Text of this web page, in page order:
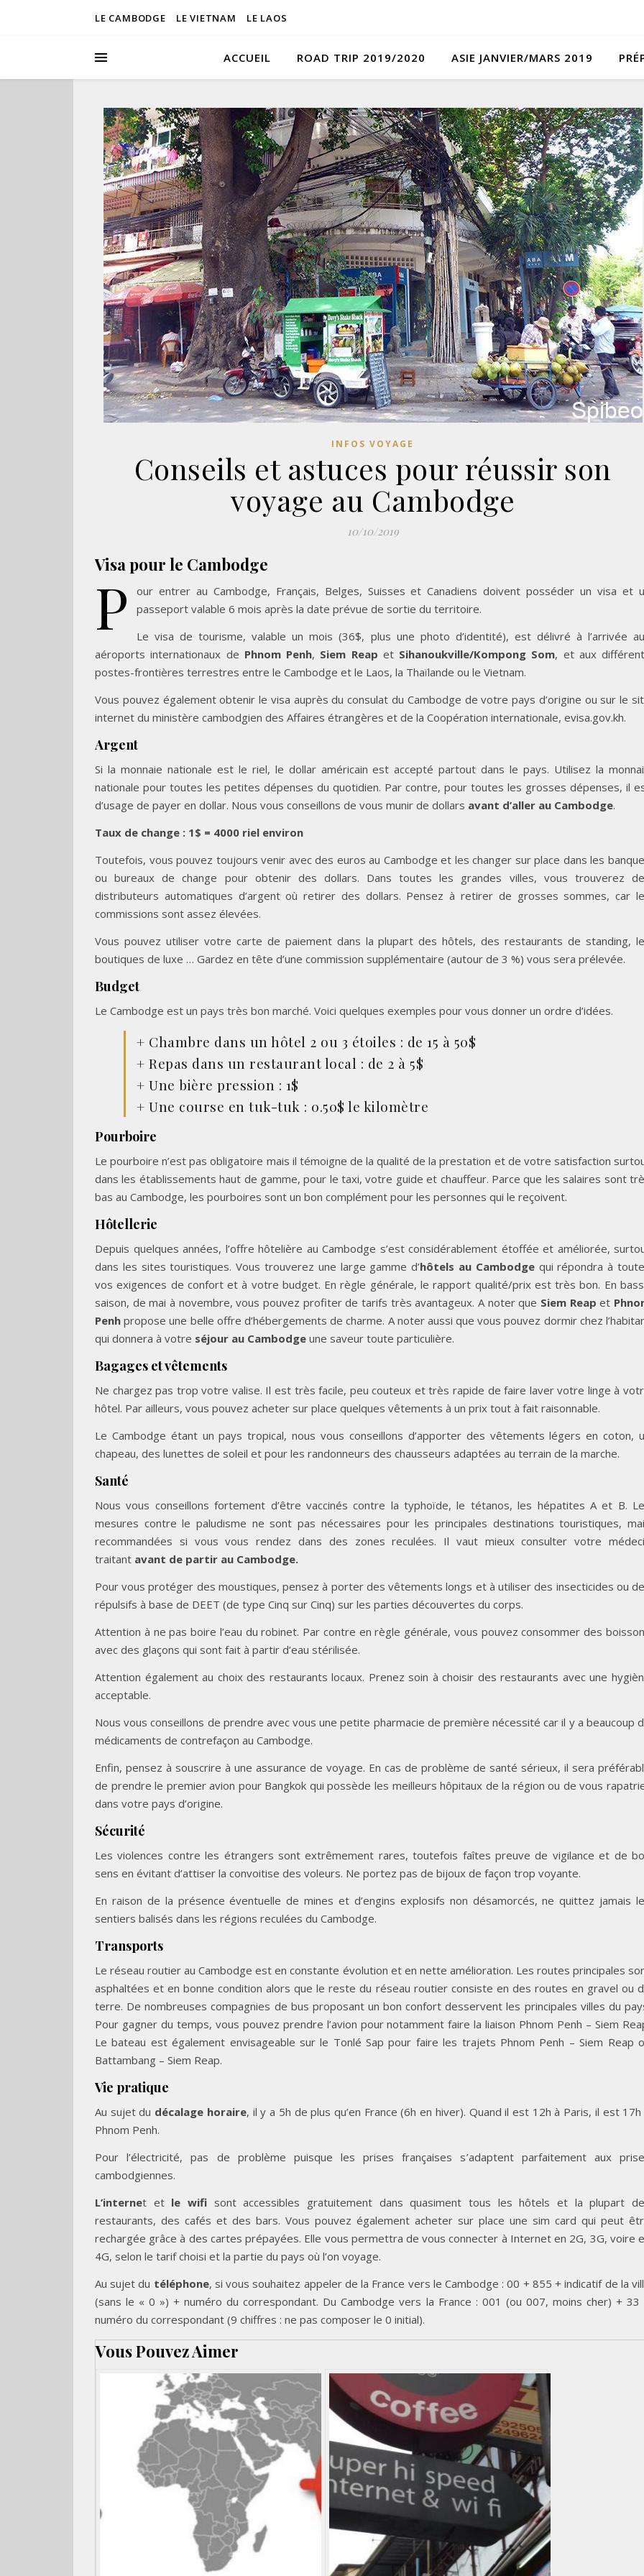
LE CAMBODGE LE VIETNAM LE LAOS
ACCUEIL ROAD TRIP 2019/2020 ASIE JANVIER/MARS 2019
INFOS VOYAGE
Conseils et astuces pour réussir son
voyage au Cambodge
10/10/2019
Visa pour le Cambodge
P
our entrer au Cambodge, Français, Belges, Suisses et Canadiens doivent posséder un visa et
passeport valable 6 mois après la date prévue de sortie du territoire.
Le visa de tourisme, valable un mois (36$, plus une photo d’identité), est délivré à l’arrivée
aéroports internationaux de Phnom Penh, Siem Reap et Sihanoukville/Kompong Som, et aux
postes-frontières terrestres entre le Cambodge et le Laos, la Thaïlande ou le Vietnam.
Vous pouvez également obtenir le visa auprès du consulat du Cambodge de votre pays d’origine ou sur le
internet du ministère cambodgien des Affaires étrangères et de la Coopération internationale, evisa.gov.kh.
Argent
Si la monnaie nationale est le riel, le dollar américain est accepté partout dans le pays. Utilisez la
nationale pour toutes les petites dépenses du quotidien. Par contre, pour toutes les grosses dépenses, il
d’usage de payer en dollar. Nous vous conseillons de vous munir de dollars avant d’aller au Cambodge.
Taux de change : 1$ = 4000 riel environ
Toutefois, vous pouvez toujours venir avec des euros au Cambodge et les changer sur place dans les
ou bureaux de change pour obtenir des dollars. Dans toutes les grandes villes, vous trouverez
distributeurs automatiques d’argent où retirer des dollars. Pensez à retirer de grosses sommes, car
commissions sont assez élevées.
Vous pouvez utiliser votre carte de paiement dans la plupart des hôtels, des restaurants de standing,
boutiques de luxe … Gardez en tête d’une commission supplémentaire (autour de 3 %) vous sera prélevée.
Budget
Le Cambodge est un pays très bon marché. Voici quelques exemples pour vous donner un ordre d’idées.
+ Chambre dans un hôtel 2 ou 3 étoiles : de 15 à 50$
+ Repas dans un restaurant local : de 2 à 5$
+ Une bière pression : 1$
+ Une course en tuk-tuk : 0.50$ le kilomètre
Pourboire
Le pourboire n’est pas obligatoire mais il témoigne de la qualité de la prestation et de votre satisfaction
dans les établissements haut de gamme, pour le taxi, votre guide et chauffeur. Parce que les salaires sont
bas au Cambodge, les pourboires sont un bon complément pour les personnes qui le reçoivent.
Hôtellerie
Depuis quelques années, l’offre hôtelière au Cambodge s’est considérablement étoffée et améliorée,
dans les sites touristiques. Vous trouverez une large gamme d’hôtels au Cambodgequi répondra à
vos exigences de confort et à votre budget. En règle générale, le rapport qualité/prix est très bon. En
saison, de mai à novembre, vous pouvez profiter de tarifs très avantageux. A noter que Siem Reap et
Penh propose une belle offre d’hébergements de charme. A noter aussi que vous pouvez dormir chez
qui donnera à votre séjour au Cambodge une saveur toute particulière.
Bagages et vêtements
Ne chargez pas trop votre valise. Il est très facile, peu couteux et très rapide de faire laver votre linge à
hôtel. Par ailleurs, vous pouvez acheter sur place quelques vêtements à un prix tout à fait raisonnable.
Le Cambodge étant un pays tropical, nous vous conseillons d’apporter des vêtements légers en coton,
chapeau, des lunettes de soleil et pour les randonneurs des chausseurs adaptées au terrain de la marche.
Santé
Nous vous conseillons fortement d’être vaccinés contre la typhoïde, le tétanos, les hépatites A et B.
mesures contre le paludisme ne sont pas nécessaires pour les principales destinations touristiques,
recommandées si vous vous rendez dans des zones reculées. Il vaut mieux consulter votre
traitant avant de partir au Cambodge.
Pour vous protéger des moustiques, pensez à porter des vêtements longs et à utiliser des insecticides ou
répulsifs à base de DEET (de type Cinq sur Cinq) sur les parties découvertes du corps.
Attention à ne pas boire l’eau du robinet. Par contre en règle générale, vous pouvez consommer des
avec des glaçons qui sont fait à partir d’eau stérilisée.
Attention également au choix des restaurants locaux. Prenez soin à choisir des restaurants avec une
acceptable.
Nous vous conseillons de prendre avec vous une petite pharmacie de première nécessité car il y a beaucoup
médicaments de contrefaçon au Cambodge.
Enfin, pensez à souscrire à une assurance de voyage. En cas de problème de santé sérieux, il sera
de prendre le premier avion pour Bangkok qui possède les meilleurs hôpitaux de la région ou de vous
dans votre pays d’origine.
Sécurité
Les violences contre les étrangers sont extrêmement rares, toutefois faîtes preuve de vigilance et de
sens en évitant d’attiser la convoitise des voleurs. Ne portez pas de bijoux de façon trop voyante.
En raison de la présence éventuelle de mines et d’engins explosifs non désamorcés, ne quittez jamais
sentiers balisés dans les régions reculées du Cambodge.
Transports
Le réseau routier au Cambodge est en constante évolution et en nette amélioration. Les routes principales
asphaltées et en bonne condition alors que le reste du réseau routier consiste en des routes en gravel ou
terre. De nombreuses compagnies de bus proposant un bon confort desservent les principales villes du
Pour gagner du temps, vous pouvez prendre l’avion pour notamment faire la liaison Phnom Penh – Siem
Le bateau est également envisageable sur le Tonlé Sap pour faire les trajets Phnom Penh – Siem Reap
Battambang – Siem Reap.
Vie pratique
Au sujet du décalage horaire, il y a 5h de plus qu’en France (6h en hiver). Quand il est 12h à Paris, il est 17h
Phnom Penh.
Pour l’électricité, pas de problème puisque les prises françaises s’adaptent parfaitement aux
cambodgiennes.
L’internet et le wifi sont accessibles gratuitement dans quasiment tous les hôtels et la plupart
restaurants, des cafés et des bars. Vous pouvez également acheter sur place une sim card qui peut
rechargée grâce à des cartes prépayées. Elle vous permettra de vous connecter à Internet en 2G, 3G, voire
4G, selon le tarif choisi et la partie du pays où l’on voyage.
Au sujet du téléphone, si vous souhaitez appeler de la France vers le Cambodge : 00 + 855 + indicatif de la
(sans le « 0 ») + numéro du correspondant. Du Cambodge vers la France : 001 (ou 007, moins cher) + 33
numéro du correspondant (9 chiffres : ne pas composer le 0 initial).
Vous Pouvez Aimer